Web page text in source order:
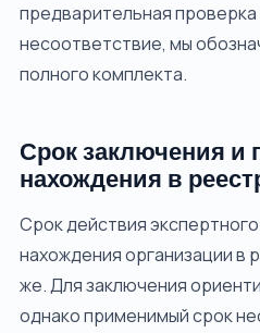
предварительная
несоответствие, мы
полного комплекта.
Срок заключения и
нахождения в
Срок действия
нахождения организации в
же. Для заключения
однако применимый срок